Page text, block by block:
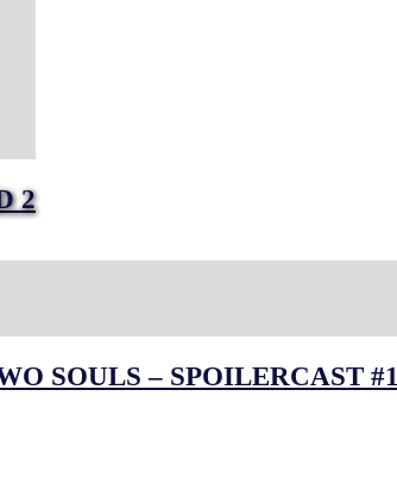
2
SOULS – SPOILERCAST #1